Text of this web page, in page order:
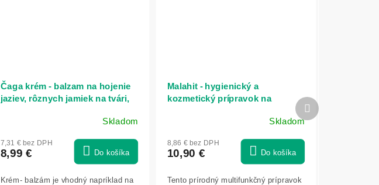
Čaga krém - balzam na hojenie
jaziev, rôznych jamiek na tvári,
produktu
je
Skladom
7,31 € bez DPH
8,99 € Do košíka
Krém- balzám je vhodný napríklad na
Malahit - hygienický a
kozmetický prípravok na
Skladom
8,86 € bez DPH
10,90 € Do košíka
Tento prírodný multifunkčný prípravok
Ďalší
produkt